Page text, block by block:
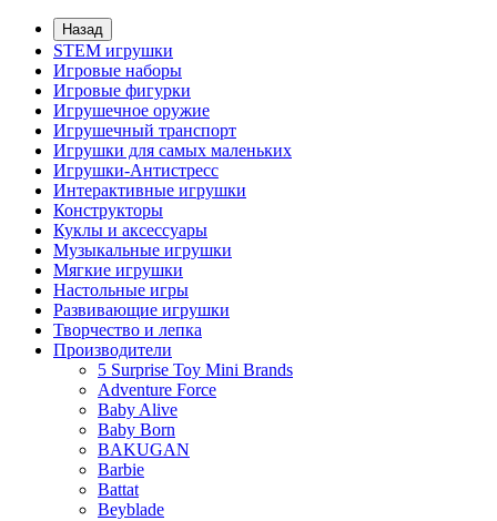
Назад
STEM игрушки
Игровые наборы
Игровые фигурки
Игрушечное оружие
Игрушечный транспорт
Игрушки для самых маленьких
Игрушки-Антистресс
Интерактивные игрушки
Конструкторы
Куклы и аксессуары
Музыкальные игрушки
Мягкие игрушки
Настольные игры
Развивающие игрушки
Творчество и лепка
Производители
5 Surprise Toy Mini Brands
Adventure Force
Baby Alive
Baby Born
BAKUGAN
Barbie
Battat
Beyblade